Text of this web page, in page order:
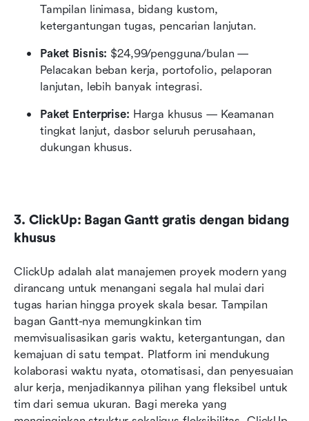
Tampilan linimasa, bidang kustom,
ketergantungan tugas, pencarian lanjutan.
Paket Bisnis: $24,99/pengguna/bulan —
Pelacakan beban kerja, portofolio, pelaporan
lanjutan, lebih banyak integrasi.
Paket Enterprise: Harga khusus — Keamanan
tingkat lanjut, dasbor seluruh perusahaan,
dukungan khusus.
3. ClickUp: Bagan Gantt gratis dengan bidang
khusus
ClickUp adalah alat manajemen proyek modern yang
dirancang untuk menangani segala hal mulai dari
tugas harian hingga proyek skala besar. Tampilan
bagan Gantt-nya memungkinkan tim
memvisualisasikan garis waktu, ketergantungan, dan
kemajuan di satu tempat. Platform ini mendukung
kolaborasi waktu nyata, otomatisasi, dan penyesuaian
alur kerja, menjadikannya pilihan yang fleksibel untuk
tim dari semua ukuran. Bagi mereka yang